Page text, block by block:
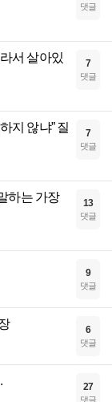
댓글
서 살아있
7
댓글
지 않냐” 질
7
댓글
하는 가장
13
댓글
9
댓글
6
댓글
27
댓글